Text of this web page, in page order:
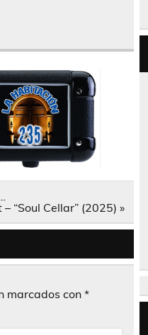
“Soul Cellar” (2025) »
marcados con *